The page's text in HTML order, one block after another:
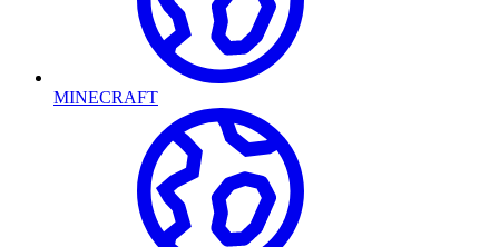
MINECRAFT